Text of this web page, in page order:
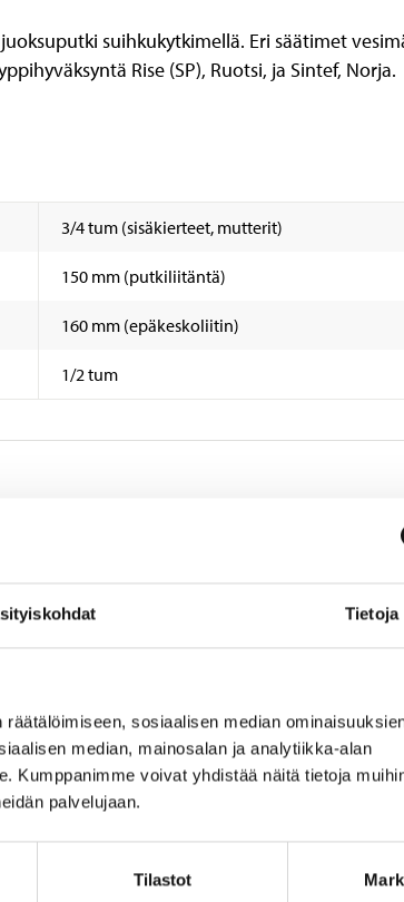
Tietoja
sosiaalisen median
median, mainosalan ja analytiikka-alan
Kumppanimme voivat yhdistää näitä tietoja
palvelujaan.
Tilastot
suihkukytkimellä. Eri säätimet
Rise (SP), Ruotsi, ja Sintef, Norja.
3/4 tum (sisäkierteet, mutterit)
150 mm (putkiliitäntä)
160 mm (epäkeskoliitin)
1/2 tum